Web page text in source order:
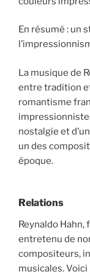
En résumé : un
La musique de
entre tradition
romantisme
nostalgie et
un des
époque.
Relations
Reynaldo Hahn,
entretenu de
compositeurs,
musicales.